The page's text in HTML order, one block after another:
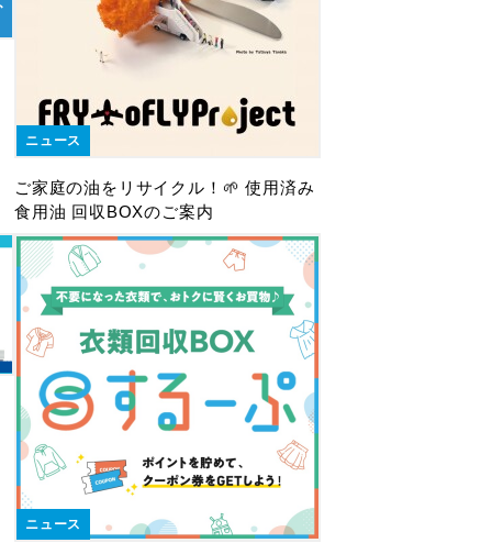
ニュース
ご家庭の油をリサイクル！🌱 使用済み
食用油 回収BOXのご案内
ニュース